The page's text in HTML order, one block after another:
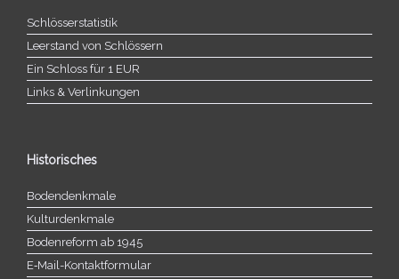
Schlösserstatistik
Leerstand von Schlössern
Ein Schloss für 1 EUR
Links & Verlinkungen
Historisches
Bodendenkmale
Kulturdenkmale
Bodenreform ab 1945
E‑Mail-​​Kontaktformular